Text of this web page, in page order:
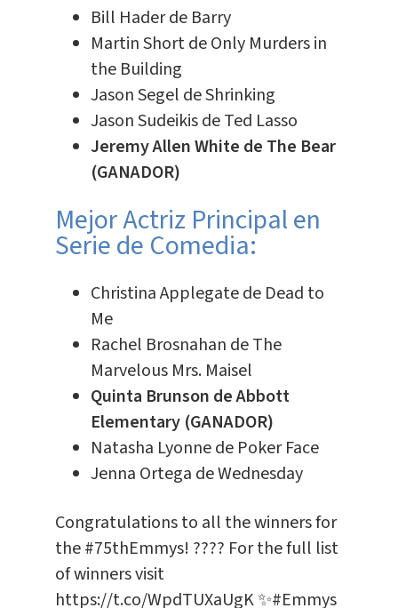
Bill Hader de Barry
Martin Short de Only Murders in
the Building
Jason Segel de Shrinking
Jason Sudeikis de Ted Lasso
Jeremy Allen White de The Bear
(GANADOR)
Mejor Actriz Principal en
Serie de Comedia:
Christina Applegate de Dead to
Me
Rachel Brosnahan de The
Marvelous Mrs. Maisel
Quinta Brunson de Abbott
Elementary (GANADOR)
Natasha Lyonne de Poker Face
Jenna Ortega de Wednesday
Congratulations to all the winners for
the#75thEmmys! ???? For the full list
of winners visit
https://t.co/WpdTUXaUgK✨#Emmys